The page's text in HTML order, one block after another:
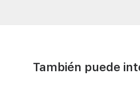
También puede